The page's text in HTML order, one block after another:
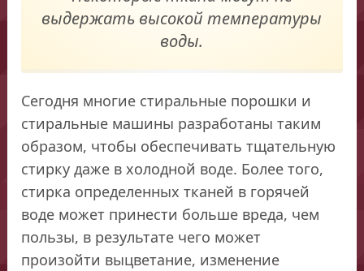
выдержать высокой температуры
воды.
Сегодня многие стиральные порошки и
стиральные машины разработаны таким
образом, чтобы обеспечивать тщательную
стирку даже в холодной воде. Более того,
стирка определенных тканей в горячей
воде может принести больше вреда, чем
пользы, в результате чего может
произойти выцветание, изменение